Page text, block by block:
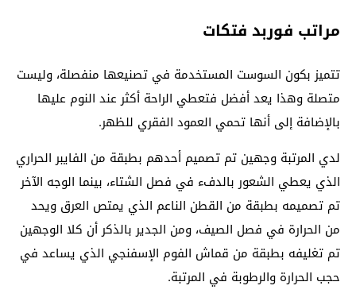
مراتب فوربد فتكات
تتميز بكون السوست المستخدمة في تصنيعها منفصلة، وليست
متصلة وهذا يعد أفضل فتعطي الراحة أكثر عند النوم عليها
بالإضافة إلى أنها تحمي العمود الفقري للظهر.
لدي المرتبة وجهين تم تصميم أحدهم بطبقة من الفايبر الحراري
الذي يعطي الشعور بالدفء في فصل الشتاء، بينما الوجه الآخر
تم تصميمه بطبقة من القطن الناعم الذي يمتص العرق ويحد
من الحرارة في فصل الصيف، ومن الجدير بالذكر أن كلا الوجهين
تم تغليفه بطبقة من قماش الفوم الإسفنجي الذي يساعد في
حجب الحرارة والرطوبة في المرتبة.